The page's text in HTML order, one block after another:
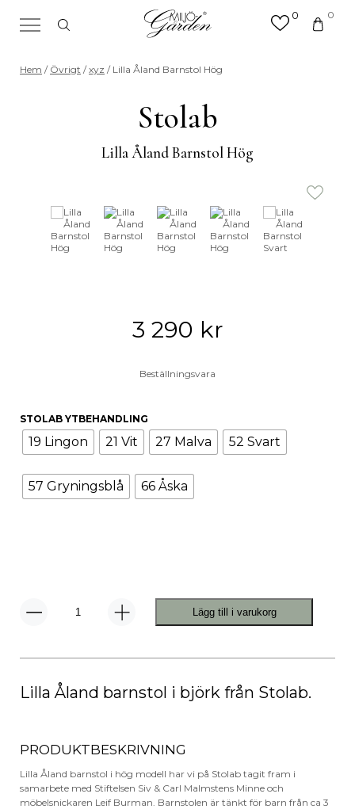
0 0
Sök efter valfri produkt eller
kategori
Hem / Övrigt /xyz / Lilla Åland Barnstol Hög
Stolab
Lilla Åland Barnstol Hög
3 290 kr
Beställningsvara
STOLAB YTBEHANDLING
19 Lingon 21 Vit 27 Malva 52 Svart
57 Gryningsblå 66 Åska
Lilla
Lägg till i varukorg
Lilla Åland barnstol i björk från Stolab.
PRODUKTBESKRIVNING
Lilla Åland barnstol i hög modell har vi på Stolab tagit fram i
samarbete med Stiftelsen Siv & Carl Malmstens Minne och
möbelsnickaren Leif Burman. Barnstolen är tänkt för barn från ca 3